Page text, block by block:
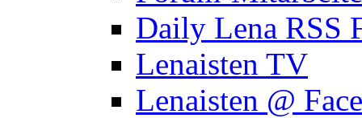
Daily Lena RSS
Lenaisten TV
Lenaisten @